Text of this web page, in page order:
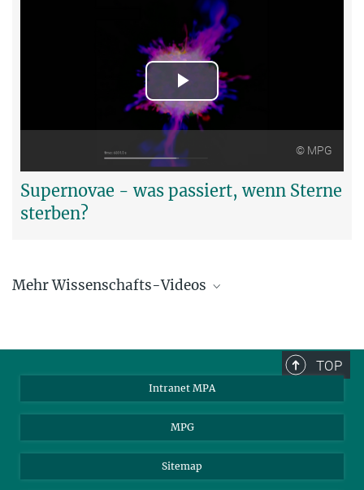
Play
Video
© MPG
Supernovae - was passiert, wenn Sterne
sterben?
Mehr Wissenschafts-Videos
TOP
Intranet MPA
MPG
Sitemap